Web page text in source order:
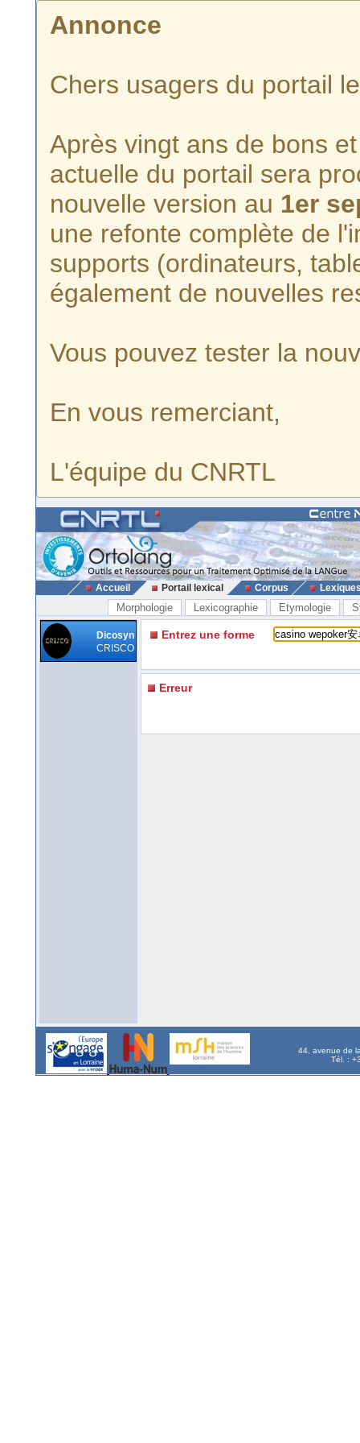
Annonce
Chers usagers du portail
Après vingt ans de bons
actuelle du portail sera
nouvelle version au 1er
une refonte complète de
supports (ordinateurs,
également de nouvelles
Vous pouvez tester la
En vous remerciant,
L'équipe du CNRTL
Accueil Portail lexical Corpus
Morphologie Lexicographie Etymologie
Dicosyn
CRISCO
Entrez une forme
Erreur
44, avenue de
Tél. :